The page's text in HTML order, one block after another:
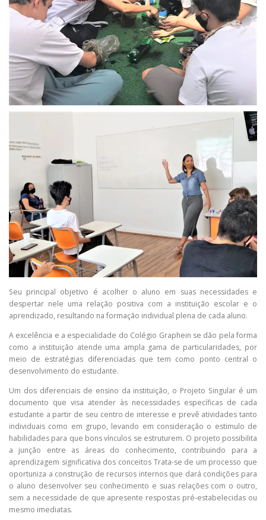
Seu principal objetivo é acolher o aluno em suas necessidades e
despertar nele uma relação positiva com a instituição escolar e o
aprendizado, resultando na formação individual plena de cada aluno.
A excelência e a especialidade do Colégio Graphein se dão pela forma
como a instituição atende uma ampla gama de particularidades, por
meio de estratégias diferenciadas que tem como ponto central o
desenvolvimento do estudante.
Um dos diferenciais de ensino da instituição, o Projeto Singular é um
documento que visa atender às necessidades específicas de cada
estudante a partir de seu centro de interesse e prevê atividades tanto
individuais como em grupo, levando em consideração o estimulo de
habilidades para que bons vínculos se estruturem. O projeto possibilita
a junção entre as áreas do conhecimento, contribuindo para a
aprendizagem significativa dos conceitos Trata-se de um processo que
oportuniza a construção de recursos internos que dará condições para
o aluno desenvolver seu conhecimento e suas relações com o outro,
sem a necessidade de que apresente respostas pré-estabelecidas ou
mesmo imediatas.